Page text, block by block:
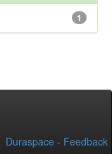
1
Duraspace - Feedback